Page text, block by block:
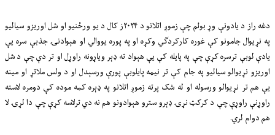
دغه راز د یادونې وړ بولم چې زموږ اتلانو د ۲۰۲۴ز کال د یو ورځنیو او شل اوریزو سیالیو
په نړیوال جامونو کې غوره کارکردګي وکړه او په پوره یووالي او هېوادنۍ جذبې سره یې
یادې لوبې ترسره کړې چې په پایله کې یې هېواد ته ډېر ویاړونه راوړل او تر دې چې د شل
اوریزو نړیوالو سیالیو په جام کې تر نیمه پایلوبې پورې ورسېدل او د ولس ملاتړ او مینه
یې هم تر نړیوالو ورسوله او له شک پرته زموږ اتلانو په ډېره کمه موده کې دومره لاسته
راوړنې راوړې چې د کرکټ نړۍ ډېرو سترو هېوادونو هم نه دي ترلاسه کړې چې دا لړۍ لا
هم دوام لري.